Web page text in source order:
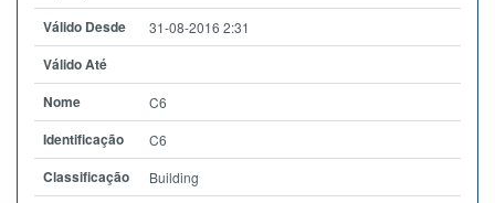
Válido Desde
31-08-2016 2:31
Válido Até
Nome
C6
Identificação C6
Classificação Building